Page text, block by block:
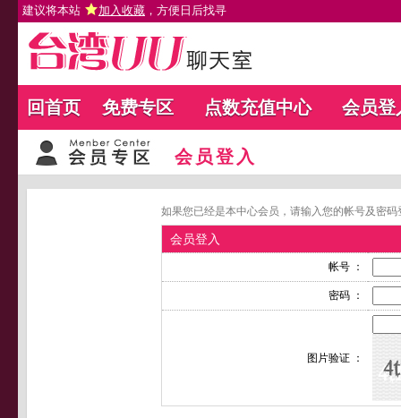
建议将本站 加入收藏 ，方便日后找寻
回首页 免费专区 点数充值中心 会员登
会员登入
如果您已经是本中心会员，请输入您的帐号及密
会员登入
帐号 ：
密码 ：
图片验证 ：